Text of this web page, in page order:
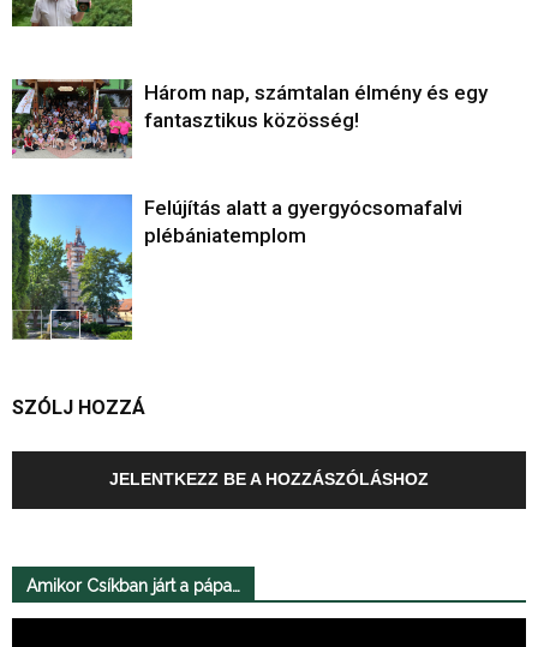
Három nap, számtalan élmény és egy
fantasztikus közösség!
Felújítás alatt a gyergyócsomafalvi
plébániatemplom
SZÓLJ HOZZÁ
JELENTKEZZ BE A HOZZÁSZÓLÁSHOZ
Amikor Csíkban járt a pápa…